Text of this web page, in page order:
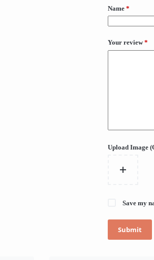
Name *
Your review*
Upload Image
Save my
Submit